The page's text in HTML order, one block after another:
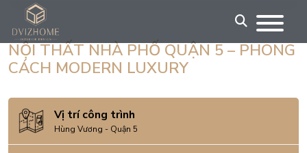
content
NỘI THẤT NHÀ PHỐ QUẬN 5 – PHONG
CÁCH MODERN LUXURY
Vị trí công trình
Hùng Vương - Quận 5